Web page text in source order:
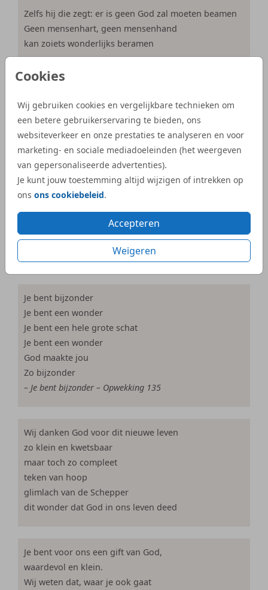
Cookies
Wij gebruiken cookies en vergelijkbare technieken om
een betere gebruikerservaring te bieden, ons
websiteverkeer en onze prestaties te analyseren en voor
marketing- en sociale mediadoeleinden (het weergeven
van gepersonaliseerde advertenties).
Je kunt jouw toestemming altijd wijzigen of intrekken op
ons ons cookiebeleid.
Accepteren
Weigeren
Zelfs hij die zegt: er is geen God zal moeten beamen
Geen mensenhart, geen mensenhand
kan zoiets wonderlijks beramen
door een kunstige Meesterhand
In vertrouwen aan ons gegeven versterkend onze
liefdesband
Heer, wij hebben het uit Uw hand
Dit kind van ons, dit liefdespand
Verwondering, Liefde en leven
Zijn door Hem aan jou gegeven
Je bent bijzonder
Je bent een wonder
Je bent een hele grote schat
Je bent een wonder
God maakte jou
Zo bijzonder
– Je bent bijzonder – Opwekking 135
Wij danken God voor dit nieuwe leven
zo klein en kwetsbaar
maar toch zo compleet
teken van hoop
glimlach van de Schepper
dit wonder dat God in ons leven deed
Je bent voor ons een gift van God,
waardevol en klein.
Wij weten dat, waar je ook gaat